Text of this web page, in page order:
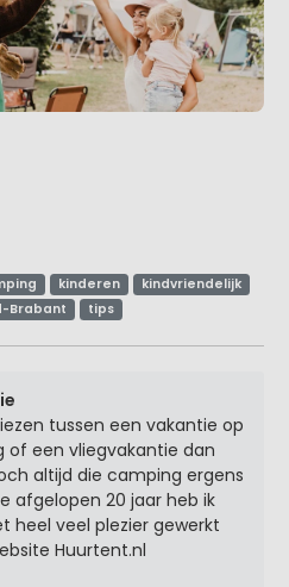
kinderen
kindvriendelijk
Brabant tips
tussen een vakantie op
of een vliegvakantie dan
altijd die camping ergens
afgelopen 20 jaar heb ik
heel veel plezier gewerkt
Huurtent.nl